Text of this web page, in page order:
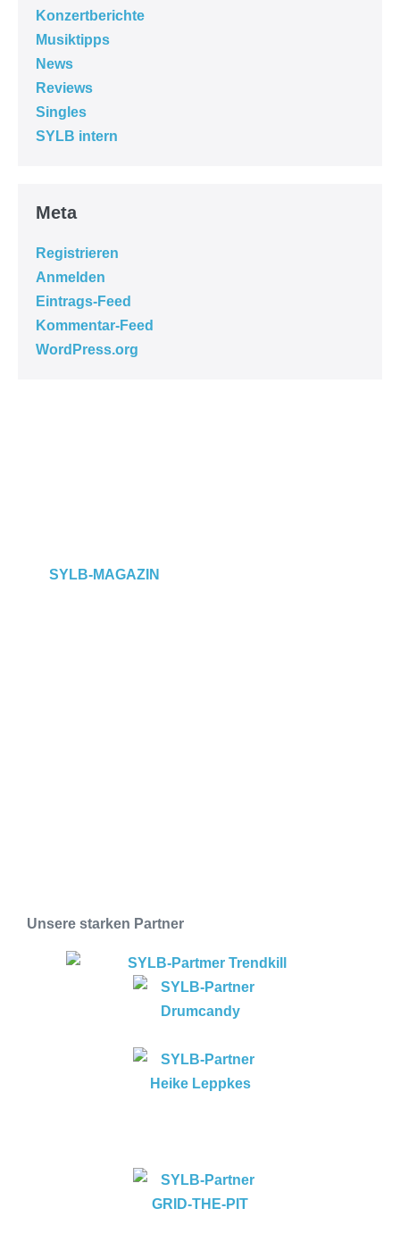
Konzertberichte
Musiktipps
News
Reviews
Singles
SYLB intern
Meta
Registrieren
Anmelden
Eintrags-Feed
Kommentar-Feed
WordPress.org
SYLB-MAGAZIN
Unsere starken Partner